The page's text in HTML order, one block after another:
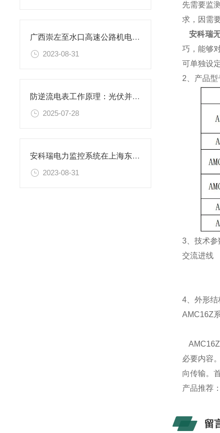
广西崇左至水口高速公路机电工程电力监控系统的设计与应用
2023-08-31
防逆流电表工作原理：光伏并网的“智能守门人”
2025-07-28
安科瑞电力监控系统在上海东华大学的设计与应用
2023-08-31
先需要监
求，因需
安科瑞
巧，能够
可单独设
2
产品型
3 、技术参
交流进线
4 、外形结
AMC16Z
AMC16Z
必要内容
向传输。
产品推荐
留